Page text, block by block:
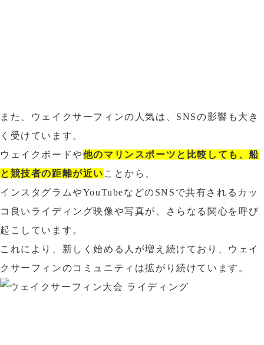
また、ウェイクサーフィンの人気は、SNSの影響も大き
く受けています。
ウェイクボードや他のマリンスポーツと比較しても、船
と競技者の距離が近い ことから、
インスタグラムやYouTubeなどのSNSで共有されるカッ
コ良いライディング映像や写真が、さらなる関心を呼び
起こしています。
これにより、新しく始める人が増え続けており、ウェイ
クサーフィンのコミュニティは拡がり続けています。